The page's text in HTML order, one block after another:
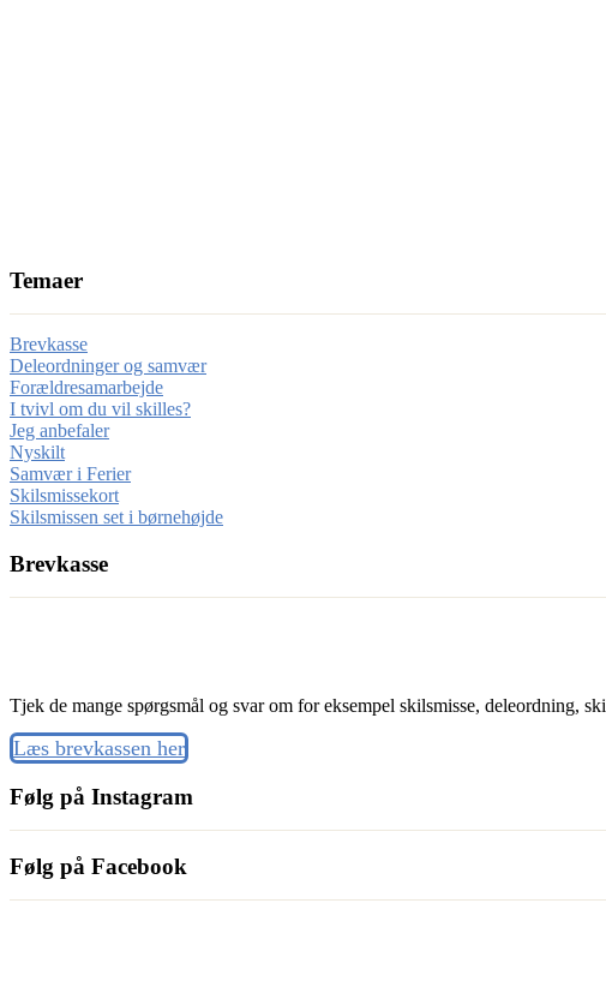
Temaer
Brevkasse
Deleordninger og samvær
Forældresamarbejde
I tvivl om du vil skilles?
Jeg anbefaler
Nyskilt
Samvær i Ferier
Skilsmissekort
Skilsmissen set i børnehøjde
Brevkasse
Tjek de mange spørgsmål og svar om for eksempel skilsmisse, deleordning,
Læs brevkassen her
Følg på Instagram
Følg på Facebook